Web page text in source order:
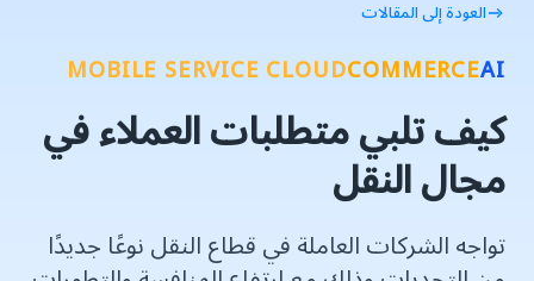
العودة إلى المقالات
AI
COMMERCE
MOBILE SERVICE CLOUD
كيف تلبي متطلبات العملاء في
مجال النقل
تواجه الشركات العاملة في قطاع النقل نوعًا جديدًا